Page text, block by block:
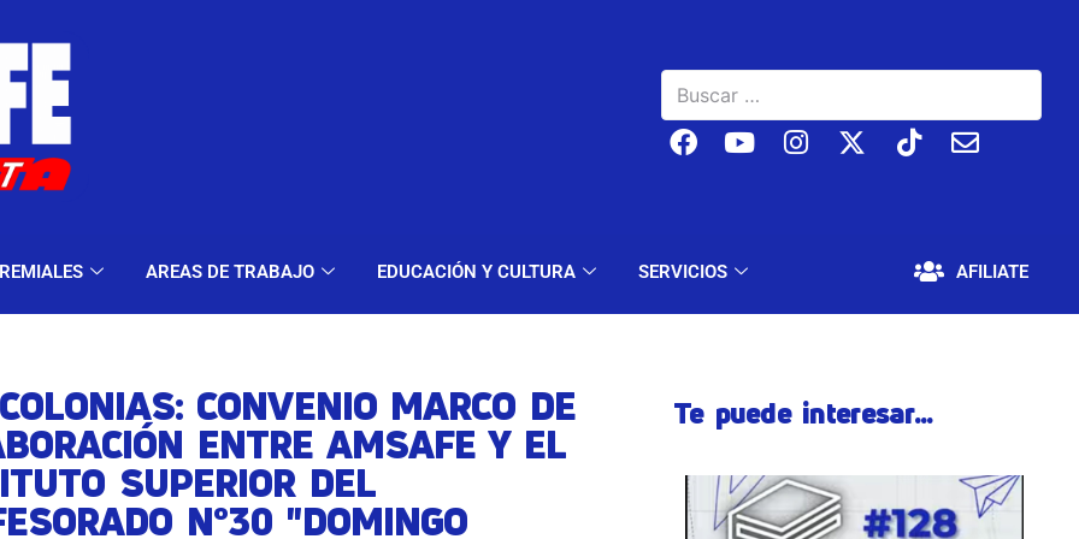
AREAS DE TRABAJO EDUCACIÓN Y CULTURA SERVICIOS AFILIATE
Y MODALIDADES GREMIALES AREAS DE TRABAJO EDUCACIÓN Y CULTURA SERVICIOS
CONVENIO MARCO DE
ENTRE AMSAFE Y EL
SUPERIOR DEL
N°30 "DOMINGO
Te puede interesar...